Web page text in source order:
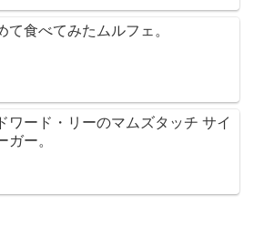
て食べてみたムルフェ。
ワード・リーのマムズタッチ サイ
ガー。